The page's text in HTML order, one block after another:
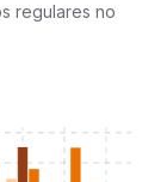
regulares no